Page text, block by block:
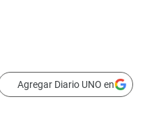
Agregar Diario UNO en